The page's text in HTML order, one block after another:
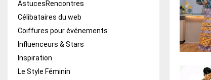
AstucesRencontres
Célibataires du web
Coiffures pour événements
Influenceurs & Stars
Inspiration
Le Style Féminin